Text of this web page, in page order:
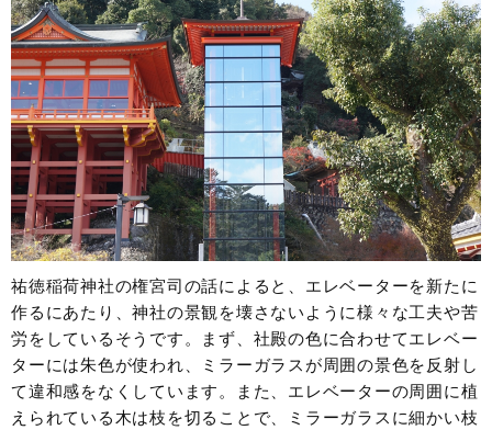
祐徳稲荷神社の権宮司の話によると、エレベーターを新たに
作るにあたり、神社の景観を壊さないように様々な工夫や苦
労をしているそうです。まず、社殿の色に合わせてエレベー
ターには朱色が使われ、ミラーガラスが周囲の景色を反射し
て違和感をなくしています。また、エレベーターの周囲に植
えられている木は枝を切ることで、ミラーガラスに細かい枝